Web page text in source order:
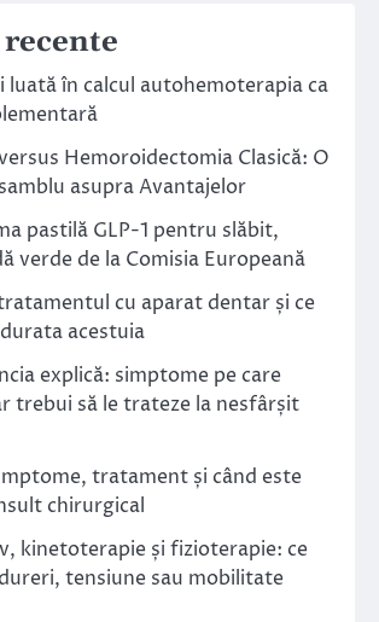
luată în calcul autohemoterapia ca
Hemoroidectomia Clasică: O
asupra Avantajelor
pastilă GLP-1 pentru slăbit,
verde de la Comisia Europeană
cu aparat dentar și ce
acestuia
explică: simptome pe care
trebui să le trateze la nesfârșit
tratament și când este
chirurgical
kinetoterapie și fizioterapie: ce
tensiune sau mobilitate